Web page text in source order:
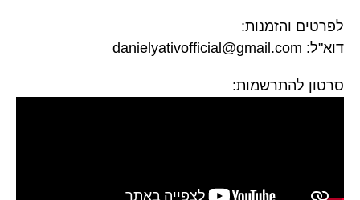
לפרטים והזמנות:
דוא"ל: danielyativofficial@gmail.com
סרטון להתרשמות: